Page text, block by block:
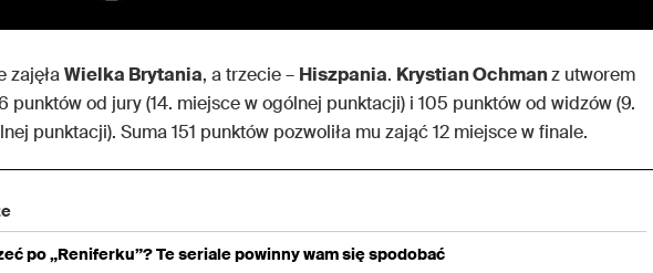
zajęłaWielka Brytania, a trzecie – Hiszpania. Krystian Ochmanz utworem
punktów od jury (14. miejsce w ogólnej punktacji) i 105 punktów od widzów (9.
punktacji). Suma 151 punktów pozwoliła mu zająć 12 miejsce w finale.
po „Reniferku”? Te seriale powinny wam się spodobać